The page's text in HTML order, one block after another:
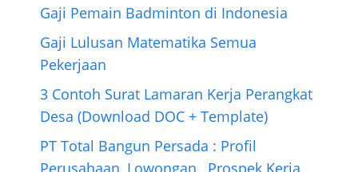
Gaji Pemain Badminton di Indonesia
Gaji Lulusan Matematika Semua
Pekerjaan
3 Contoh Surat Lamaran Kerja Perangkat
Desa (Download DOC + Template)
PT Total Bangun Persada : Profil
Perusahaan, Lowongan , Prospek Kerja